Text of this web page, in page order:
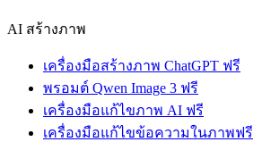
AI สร้างภาพ
เครื่องมือสร้างภาพ ChatGPT ฟรี
พรอมต์ Qwen Image 3 ฟรี
เครื่องมือแก้ไขภาพ AI ฟรี
เครื่องมือแก้ไขข้อความในภาพฟรี